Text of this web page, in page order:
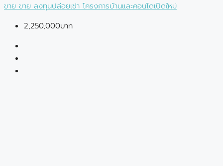
ขายขายลงทุนปล่อยเช่าโครงการบ้านและคอนโดเปิดใหม่
2,250,000บาท